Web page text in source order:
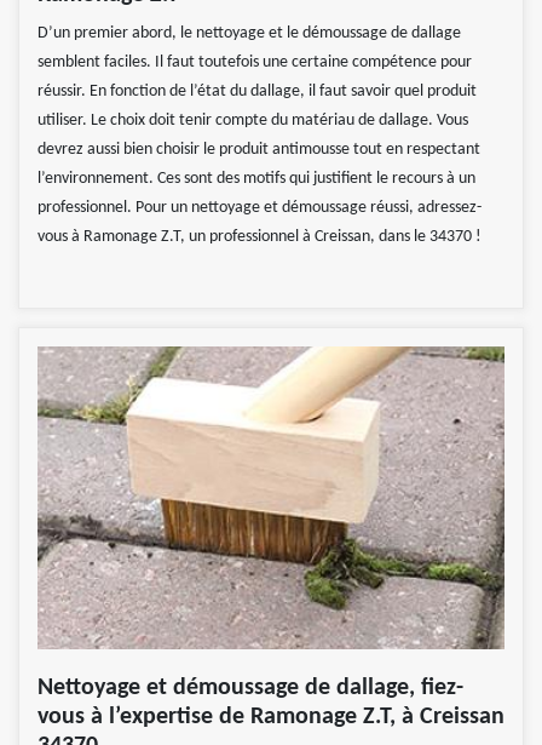
D’un premier abord, le nettoyage et le démoussage de dallage
semblent faciles. Il faut toutefois une certaine compétence pour
réussir. En fonction de l’état du dallage, il faut savoir quel produit
utiliser. Le choix doit tenir compte du matériau de dallage. Vous
devrez aussi bien choisir le produit antimousse tout en respectant
l’environnement. Ces sont des motifs qui justifient le recours à un
professionnel. Pour un nettoyage et démoussage réussi, adressez-
vous à Ramonage Z.T, un professionnel à Creissan, dans le 34370 !
Nettoyage et démoussage de dallage, fiez-
vous à l’expertise de Ramonage Z.T, à Creissan